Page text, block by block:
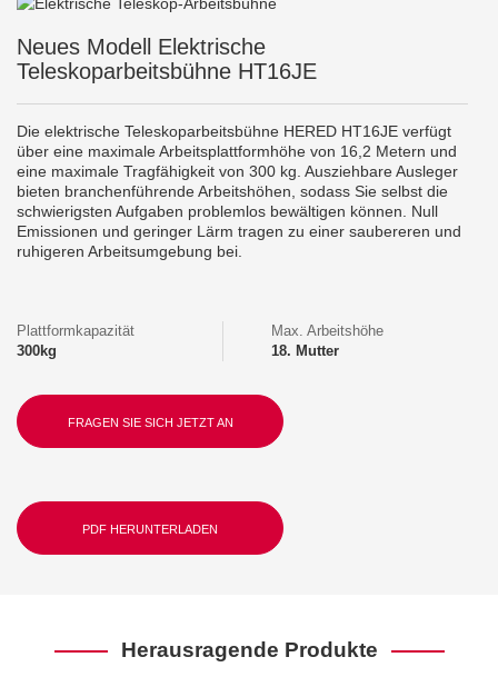
Neues Modell Elektrische
Teleskoparbeitsbühne HT16JE
Die elektrische Teleskoparbeitsbühne HERED HT16JE verfügt
über eine maximale Arbeitsplattformhöhe von 16,2 Metern und
eine maximale Tragfähigkeit von 300 kg. Ausziehbare Ausleger
bieten branchenführende Arbeitshöhen, sodass Sie selbst die
schwierigsten Aufgaben problemlos bewältigen können. Null
Emissionen und geringer Lärm tragen zu einer saubereren und
ruhigeren Arbeitsumgebung bei.
Plattformkapazität
300kg
Max. Arbeitshöhe
18. Mutter
FRAGEN SIE SICH JETZT AN
PDF HERUNTERLADEN
Herausragende Produkte